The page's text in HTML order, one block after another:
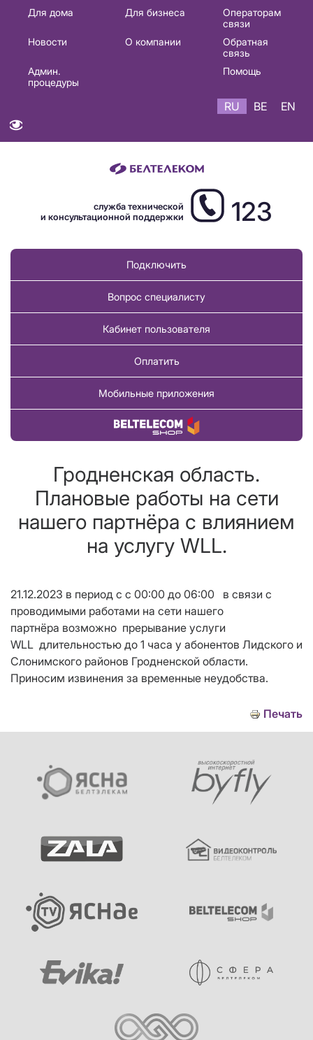
Основная
навигация
Для дома Для бизнеса
Операторам
связи
Новости
О компании
Обратная
связь
Админ.
процедуры
Помощь
RU BE EN
служба технической
и консультационной поддержки
123
Подключить
Вопрос специалисту
Кабинет пользователя
Оплатить
Мобильные приложения
Купить товар
Гродненская область.
Плановые работы на сети
нашего партнёра с влиянием
на услугу WLL.
21.12.2023 в период с с 00:00 до 06:00
в связи с
проводимыми работами на сети нашего
партнёра возможно прерывание услуги
WLL длительностью до 1 часа у абонентов Лидского и
Слонимского районов Гродненской области.
Приносим извинения за временные неудобства.
Печать